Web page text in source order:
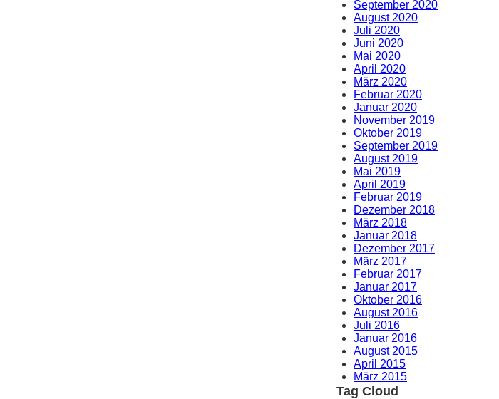
September 2020
August 2020
Juli 2020
Juni 2020
Mai 2020
April 2020
März 2020
Februar 2020
Januar 2020
November 2019
Oktober 2019
September 2019
August 2019
Mai 2019
April 2019
Februar 2019
Dezember 2018
März 2018
Januar 2018
Dezember 2017
März 2017
Februar 2017
Januar 2017
Oktober 2016
August 2016
Juli 2016
Januar 2016
August 2015
April 2015
März 2015
Tag Cloud